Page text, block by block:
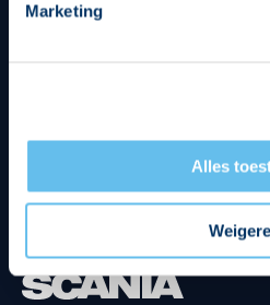
Marketing
Alles